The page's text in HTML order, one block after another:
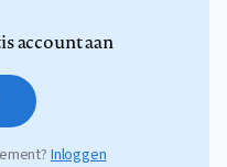
account aan
Inloggen